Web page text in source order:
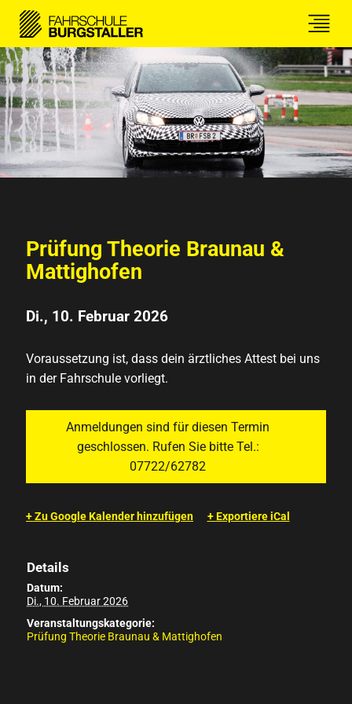
Prüfung Theorie Braunau &
Mattighofen
Di., 10. Februar 2026
Voraussetzung ist, dass dein ärztliches Attest bei uns
in der Fahrschule vorliegt.
Anmeldungen sind für diesen Termin
geschlossen. Rufen Sie bitte Tel.:
07722/62782
+ Zu Google Kalender hinzufügen + Exportiere iCal
Details
Datum:
Di., 10. Februar 2026
Veranstaltungskategorie:
Prüfung Theorie Braunau & Mattighofen